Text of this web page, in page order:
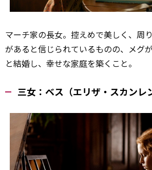
マーチ家の長女。控えめで美しく、周
があると信じられているものの、メグ
と結婚し、幸せな家庭を築くこと。
三女：ベス（エリザ・スカンレ